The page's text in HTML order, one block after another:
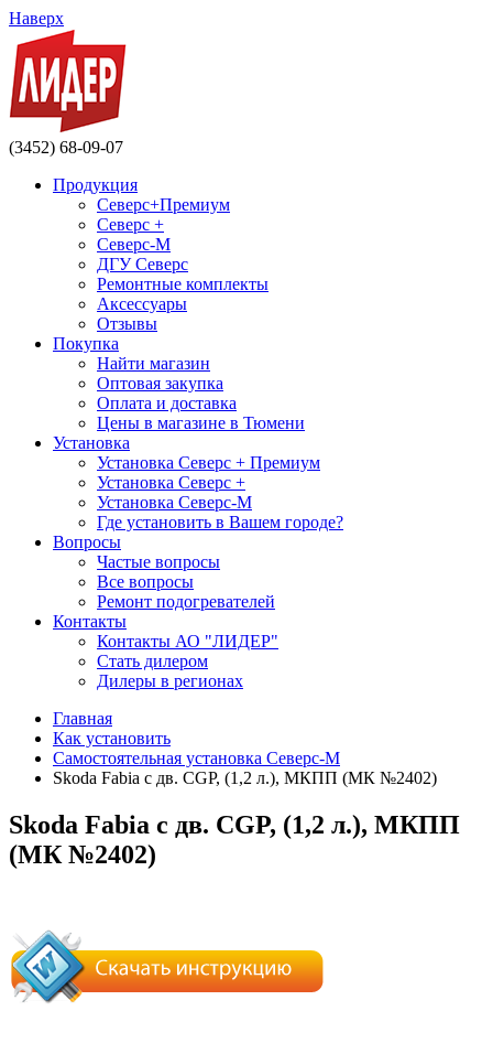
Наверх
(3452) 68-09-07
Продукция
Северс+Премиум
Северс +
Северс-М
ДГУ Северс
Ремонтные комплекты
Аксессуары
Отзывы
Покупка
Найти магазин
Оптовая закупка
Оплата и доставка
Цены в магазине в Тюмени
Установка
Установка Северс + Премиум
Установка Северс +
Установка Северс-М
Где установить в Вашем городе?
Вопросы
Частые вопросы
Все вопросы
Ремонт подогревателей
Контакты
Контакты АО "ЛИДЕР"
Стать дилером
Дилеры в регионах
Главная
Как установить
Самостоятельная установка Северс-М
Skoda Fabia с дв. CGP, (1,2 л.), МКПП (МК №2402)
Skoda Fabia с дв. CGP, (1,2 л.), МКПП
(МК №2402)